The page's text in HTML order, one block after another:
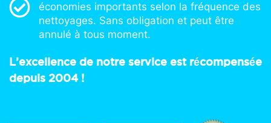
économies importants selon la fréquence des
nettoyages. Sans obligation et peut être
annulé à tous moment.
L’excellence de notre service est récompensée
depuis 2004 !